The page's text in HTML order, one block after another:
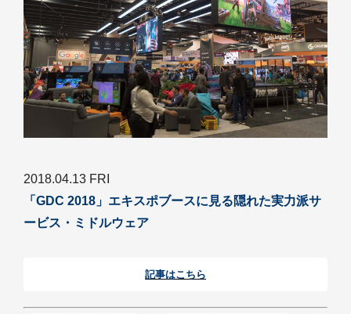
2018.04.13 FRI
「GDC 2018」エキスポブースに見る隠れた実力派サ
ービス・ミドルウェア
記事はこちら